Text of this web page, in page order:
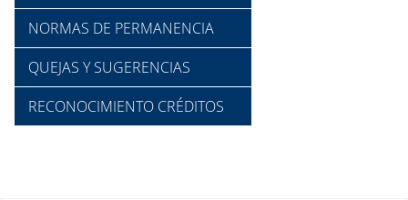
NORMAS DE PERMANENCIA
QUEJAS Y SUGERENCIAS
RECONOCIMIENTO CRÉDITOS